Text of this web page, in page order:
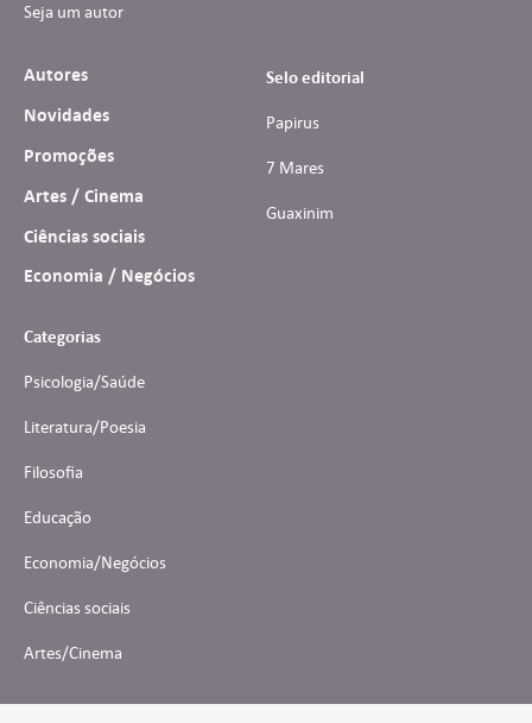
Seja um autor
Autores
Novidades
Promoções
Artes / Cinema
Ciências sociais
Economia / Negócios
Selo editorial
Papirus
7 Mares
Guaxinim
Categorias
Psicologia/Saúde
Literatura/Poesia
Filosofia
Educação
Economia/Negócios
Ciências sociais
Artes/Cinema